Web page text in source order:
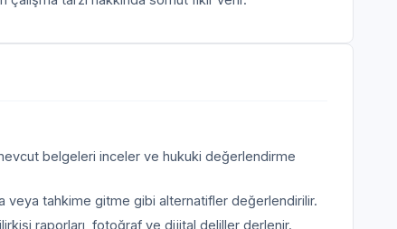
belgeleri inceler ve hukuki değerlendirme
veya tahkime gitme gibi alternatifler değerlendirilir.
raporları, fotoğraf ve dijital deliller derlenir.